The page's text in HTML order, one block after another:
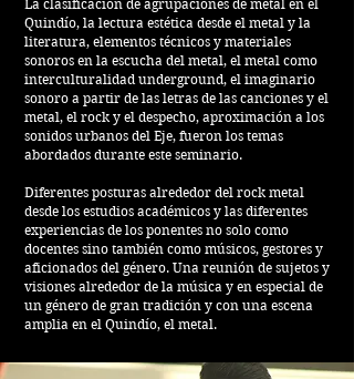
La clasificación de agrupaciones de metal en el
Quindío, la lectura estética desde el metal y la
literatura, elementos técnicos y materiales
sonoros en la escucha del metal, el metal como
interculturalidad underground, el imaginario
sonoro a partir de las letras de las canciones y el
metal, el rock y el despecho, aproximación a los
sonidos urbanos del Eje, fueron los temas
abordados durante este seminario.
Diferentes posturas alrededor del rock metal
desde los estudios académicos y las diferentes
experiencias de los ponentes no solo como
docentes sino también como músicos, gestores y
aficionados del género. Una reunión de sujetos y
visiones alrededor de la música y en especial de
un género de gran tradición y con una escena
amplia en el Quindío, el metal.